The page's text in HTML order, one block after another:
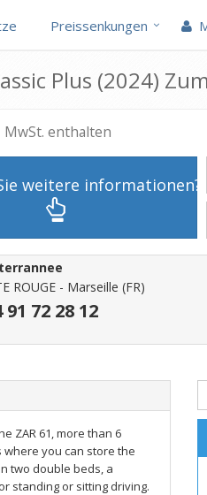
Preissenkungen
Plus (2024)
MwSt. enthalten
weitere informationen?
ROUGE - Marseille (FR)
91 72 28 12
ZAR 61, more than 6
you can store the
two double beds, a
standing or sitting driving.